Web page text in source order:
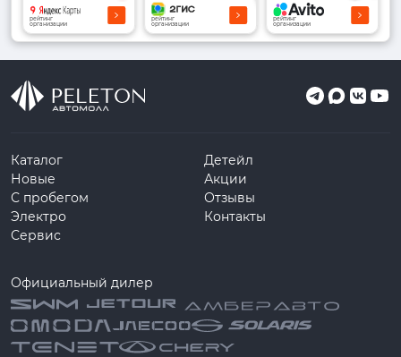
рейтинг
организации
рейтинг
организации
рейтинг
организации
Каталог
Новые
С пробегом
Электро
Сервис
Детейл
Акции
Отзывы
Контакты
Официальный дилер